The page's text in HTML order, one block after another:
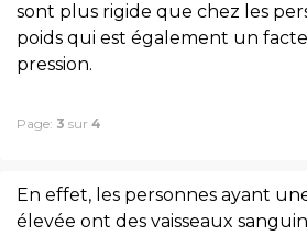
sont plus rigide que chez les
poids qui est également un
pression.
Page: 3 sur 4
En effet, les personnes ayant
élevée ont des vaisseaux